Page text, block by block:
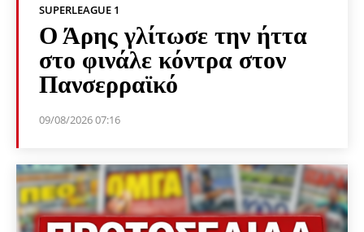
SUPERLEAGUE 1
Ο Άρης γλίτωσε την ήττα
στο φινάλε κόντρα στον
Πανσερραϊκό
09/08/2026 07:16